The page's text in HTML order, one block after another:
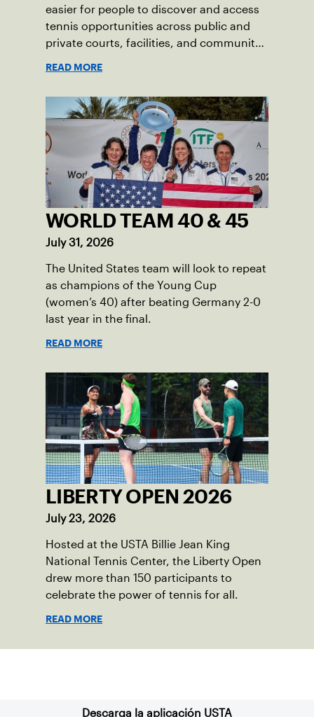
easier for people to discover and access
tennis opportunities across public and
private courts, facilities, and community
READ MORE
WORLD TEAM 40 & 45
July 31, 2026
The United States team will look to repeat
as champions of the Young Cup
(women’s 40) after beating Germany 2-0
last year in the final.
READ MORE
LIBERTY OPEN 2026
July 23, 2026
Hosted at the USTA Billie Jean King
National Tennis Center, the Liberty Open
drew more than 150 participants to
celebrate the power of tennis for all.
READ MORE
Descarga la aplicación USTA